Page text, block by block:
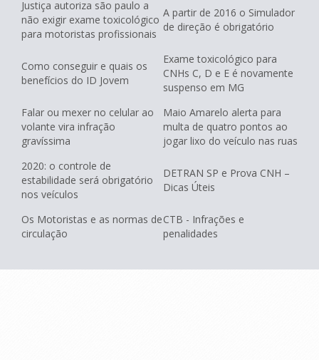
Justiça autoriza são paulo a
não exigir exame toxicológico
para motoristas profissionais
A partir de 2016 o Simulador
de direção é obrigatório
Como conseguir e quais os
benefícios do ID Jovem
Exame toxicológico para
CNHs C, D e E é novamente
suspenso em MG
Falar ou mexer no celular ao
volante vira infração
gravíssima
Maio Amarelo alerta para
multa de quatro pontos ao
jogar lixo do veículo nas ruas
2020: o controle de
estabilidade será obrigatório
nos veículos
DETRAN SP e Prova CNH –
Dicas Úteis
Os Motoristas e as normas de
circulação
CTB - Infrações e
penalidades